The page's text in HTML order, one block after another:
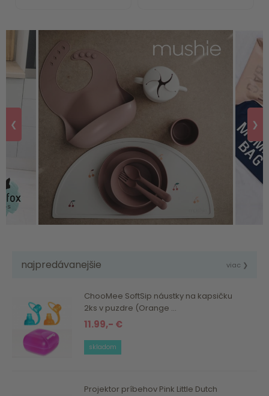
❮ ❯
najpredávanejšie viac ❯
ChooMee SoftSip náustky na kapsičku
2ks v puzdre (Orange ...
11.99,- €
skladom
Projektor príbehov Pink Little Dutch